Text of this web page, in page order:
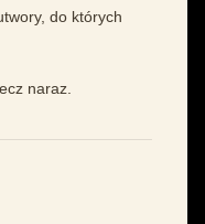
do których
naraz.